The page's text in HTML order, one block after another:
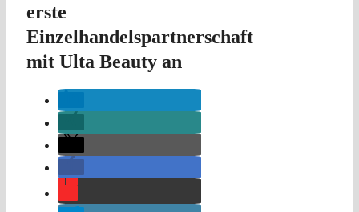
erste
Einzelhandelspartnerschaft
mit Ulta Beauty an